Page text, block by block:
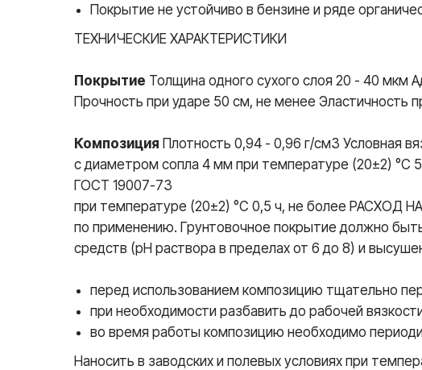
Покрытие не устойчиво в бензине и ряде
ТЕХНИЧЕСКИЕ ХАРАКТЕРИСТИКИ
Покрытие Толщина одного сухого слоя 20 - 40 мкм
Прочность при ударе 50 см, не менее Эластичность
Композиция Плотность 0,94 - 0,96 г/см3 Условная
с диаметром сопла 4 мм при температуре (20±2) °С
ГОСТ 19007-73
при температуре (20±2) °С 0,5 ч, не более РАСХОД
по применению. Грунтовочное покрытие должно
средств (рН раствора в пределах от 6 до 8) и
перед использованием композицию тщательно
при необходимости разбавить до рабочей
во время работы композицию необходимо
Наносить в заводских и полевых условиях при